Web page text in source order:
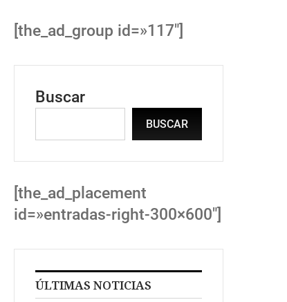
[the_ad_group id=»117″]
Buscar
BUSCAR
[the_ad_placement
id=»entradas-right-300×600″]
ÚLTIMAS NOTICIAS